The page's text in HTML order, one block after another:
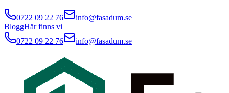
0722 09 22 76
info@fasadum.se
BloggHär finns vi
0722 09 22 76
info@fasadum.se